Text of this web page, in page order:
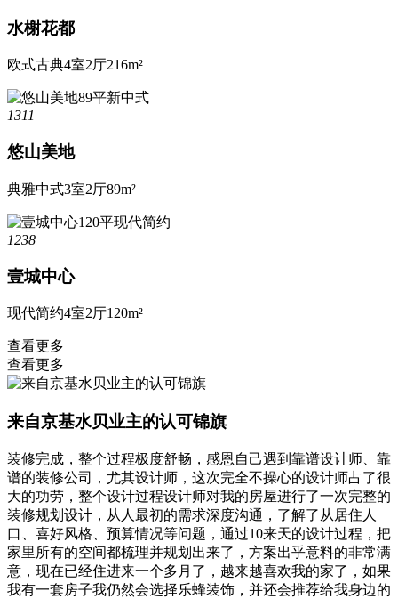
水榭花都
欧式古典4室2厅216m²
1311
悠山美地
典雅中式3室2厅89m²
1238
壹城中心
现代简约4室2厅120m²
查看更多
查看更多
来自京基水贝业主的认可锦旗
装修完成，整个过程极度舒畅，感恩自己遇到靠谱设计师、靠
谱的装修公司，尤其设计师，这次完全不操心的设计师占了很
大的功劳，整个设计过程设计师对我的房屋进行了一次完整的
装修规划设计，从人最初的需求深度沟通，了解了从居住人
口、喜好风格、预算情况等问题，通过10来天的设计过程，把
家里所有的空间都梳理并规划出来了，方案出乎意料的非常满
意，现在已经住进来一个多月了，越来越喜欢我的家了，如果
我有一套房子我仍然会选择乐蜂装饰，并还会推荐给我身边的